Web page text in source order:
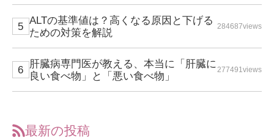
ALTの基準値は？高くなる原因と下げる
ための対策を解説
284687views
肝臓病専門医が教える、本当に「肝臓に
良い食べ物」と「悪い食べ物」
277491views
最新の投稿